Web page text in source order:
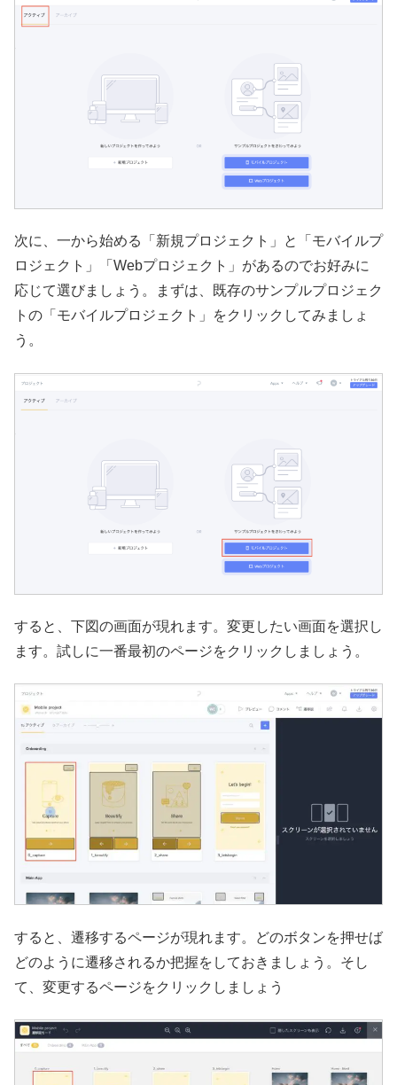
次に、一から始める「新規プロジェクト」と「モバイルプ
ロジェクト」「Webプロジェクト」があるのでお好みに
応じて選びましょう。まずは、既存のサンプルプロジェク
トの「モバイルプロジェクト」をクリックしてみましょ
う。
すると、下図の画面が現れます。変更したい画面を選択し
ます。試しに一番最初のページをクリックしましょう。
すると、遷移するページが現れます。どのボタンを押せば
どのように遷移されるか把握をしておきましょう。そし
て、変更するページをクリックしましょう